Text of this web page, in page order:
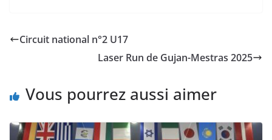
Circuit national n°2 U17
Laser Run de Gujan-Mestras 2025
Vous pourrez aussi aimer